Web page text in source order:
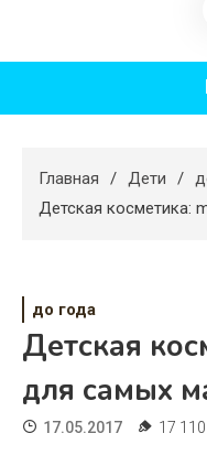
Худеем
Свадьба
Жизнь
Главная Дети
Детская косметика:
до года
Детская
для самых
17.05.2017 17 110